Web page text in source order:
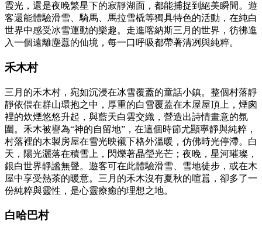
霞光，還是夜晚繁星下的寂靜湖面，都能捕捉到絕美瞬間。遊
客還能體驗滑雪、騎馬、馬拉雪橇等獨具特色的活動，在純白
世界中感受冰雪運動的樂趣。走進喀納斯三月的世界，彷彿進
入一個遠離塵囂的仙境，每一口呼吸都帶著清冽與純粹。
禾木村
三月的禾木村，宛如沉浸在冰雪覆蓋的童話小鎮。整個村落靜
靜依偎在群山環抱之中，厚重的白雪覆蓋在木屋屋頂上，煙囪
裡的炊煙悠悠升起，與藍天白雲交織，營造出詩情畫意的氛
圍。禾木被譽為“神的自留地”，在這個時節尤顯寧靜與純粹，
村落裡的木製房屋在雪光映襯下格外溫暖，仿佛時光停滯。白
天，陽光灑落在積雪上，閃爍著晶瑩光芒；夜晚，星河璀璨，
銀白世界靜謐無聲。遊客可在此體驗滑雪、雪地徒步，或在木
屋中享受熱茶的暖意。三月的禾木沒有夏秋的喧囂，卻多了一
份純粹與靈性，是心靈療癒的理想之地。
白哈巴村